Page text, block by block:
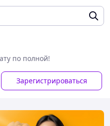
по полной!
Зарегистрироваться